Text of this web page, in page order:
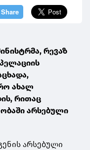
რევაზ
ახალ
რითაც
არსებული
არსებული